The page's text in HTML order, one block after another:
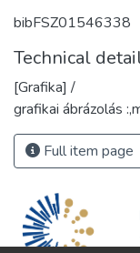
bibFSZ01546338
Technical
[Grafika] /
grafikai ábrázolás
Full item page